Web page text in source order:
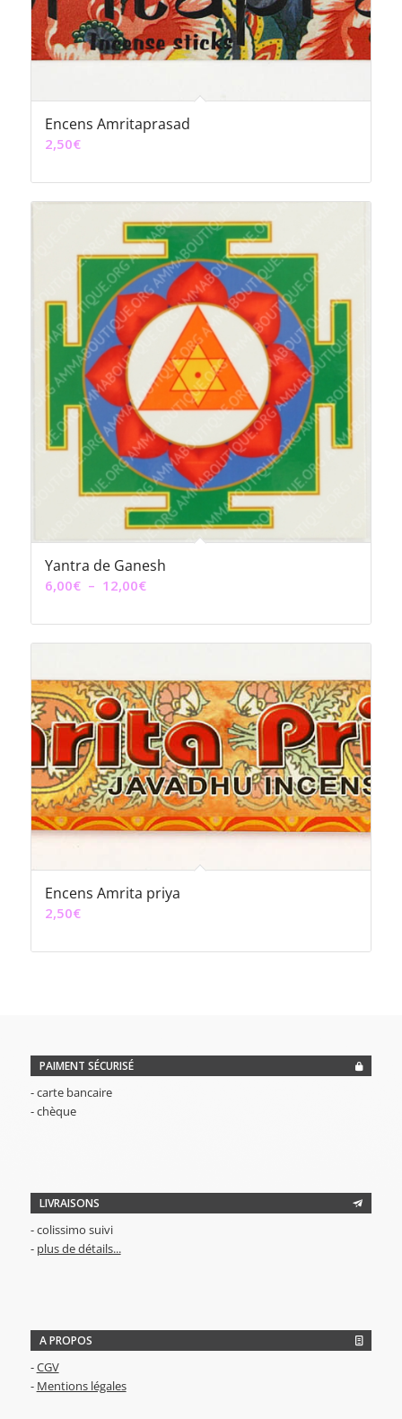
Encens Amritaprasad
2,50€
Yantra de Ganesh
6,00€ – 12,00€Plage
prix :
6,00€
12,00€
Encens Amrita priya
2,50€
PAIMENT SÉCURISÉ
- carte bancaire
- chèque
LIVRAISONS
- colissimo suivi
- plus de détails...
A PROPOS
-CGV
- Mentions légales